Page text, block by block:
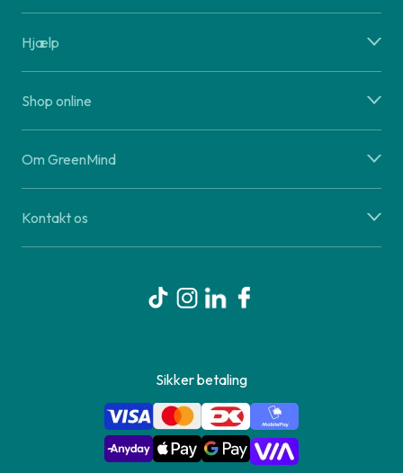
Hjælp
Shop online
Om GreenMind
Kontakt os
Sikker betaling